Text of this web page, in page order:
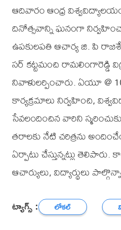
ఆదివారం ఆంధ్ర
దినోత్సవాన్ని ఘనంగా
ఉపకులపతి ఆచార్య జి. పి
సర్ కట్టమంచి రామలింగారెడ్డి
నివాళులర్పించారు. ఏయూ @
కార్యక్రమాలు నిర్వహించి,
సేవలందించిన వారిని
తరాలకు నేటి చరిత్రను
ఏర్పాటు చేస్తున్నట్లు
ఆచార్యులు, విద్యార్థులు
ట్యాగ్స్ : లోకల్